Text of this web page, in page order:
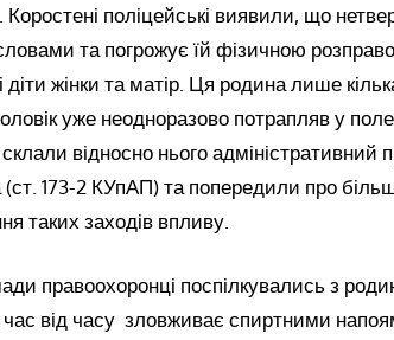
поліцейські виявили, що
та погрожує їй фізичною
жінки та матір. Ця родина лише
уже неодноразово потрапляв у
відносно нього адміністративний
173-2 КУпАП) та попередили про
таких заходів впливу.
правоохоронці поспілкувались з
час від часу зловживає спиртними